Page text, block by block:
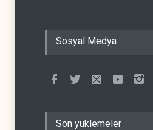
Sosyal Medya
Son yüklemeler